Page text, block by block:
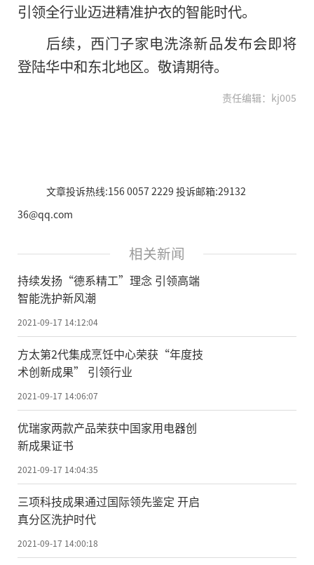
引领全行业迈进精准护衣的智能时代。
后续，西门子家电洗涤新品发布会即将
登陆华中和东北地区。敬请期待。
责任编辑：kj005
文章投诉热线:156 0057 2229 投诉邮箱:29132
36@qq.com
相关新闻
持续发扬“德系精工”理念 引领高端
智能洗护新风潮
2021-09-17 14:12:04
方太第2代集成烹饪中心荣获“年度技
术创新成果” 引领行业
2021-09-17 14:06:07
优瑞家两款产品荣获中国家用电器创
新成果证书
2021-09-17 14:04:35
三项科技成果通过国际领先鉴定 开启
真分区洗护时代
2021-09-17 14:00:18